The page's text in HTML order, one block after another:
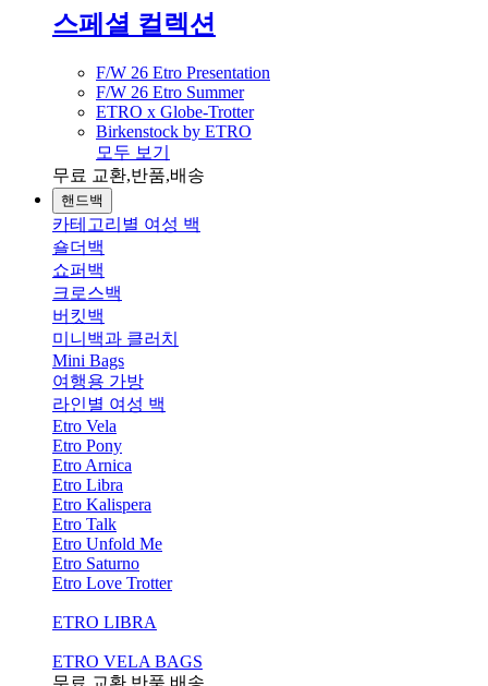
스페셜 컬렉션
F/W 26 Etro Presentation
F/W 26 Etro Summer
ETRO x Globe-Trotter
Birkenstock by ETRO
모두 보기
무료 교환,반품,배송
핸드백
카테고리별 여성 백
숄더백
쇼퍼백
크로스백
버킷백
미니백과 클러치
Mini Bags
여행용 가방
라인별 여성 백
Etro Vela
Etro Pony
Etro Arnica
Etro Libra
Etro Kalispera
Etro Talk
Etro Unfold Me
Etro Saturno
Etro Love Trotter
ETRO LIBRA
ETRO VELA BAGS
무료 교환,반품,배송